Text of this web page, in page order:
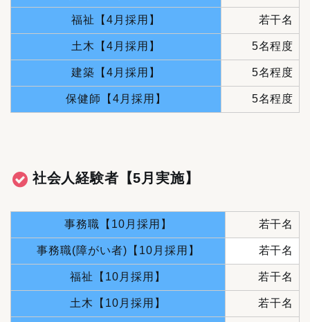
福祉【4月採用】 若干名
土木【4月採用】 5名程度
建築【4月採用】 5名程度
保健師【4月採用】 5名程度
社会人経験者【5月実施】
事務職【10月採用】 若干名
事務職(障がい者)【10月採用】 若干名
福祉【10月採用】 若干名
土木【10月採用】 若干名